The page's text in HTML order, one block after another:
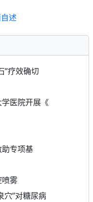
述
”疗效确切
医院开展《
助专项基
雾
穴”对糖尿病